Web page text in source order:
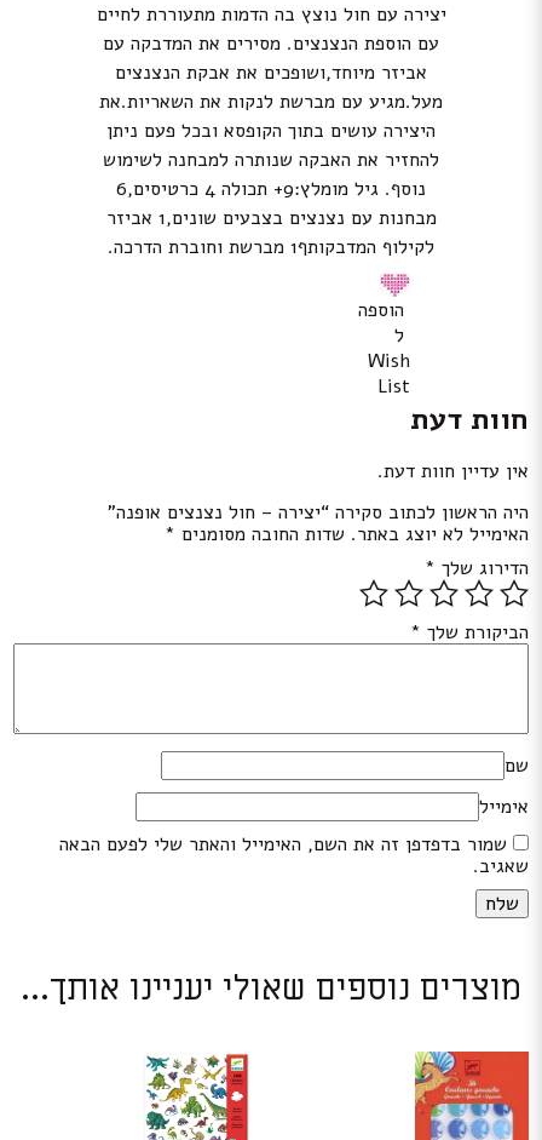
יצירה עם חול נוצץ בה הדמות מתעוררת לחיים
עם הוספת הנצנצים. מסירים את המדבקה עם
אביזר מיוחד,ושופכים את אבקת הנצנצים
מעל.מגיע עם מברשת לנקות את השאריות.את
היצירה עושים בתוך הקופסא ובכל פעם ניתן
להחזיר את האבקה שנותרה למבחנה לשימוש
נוסף. גיל מומלץ:9+ תכולה 4 כרטיסים,6
מבחנות עם נצנצים בצבעים שונים,1 אביזר
לקילוף המדבקותף1 מברשת וחוברת הדרכה.
הוספה
ל
Wish
List
חוות דעת
אין עדיין חוות דעת.
היה הראשון לכתוב סקירה “יצירה – חול נצנצים אופנה”
האימייל לא יוצג באתר. שדות החובה מסומנים *
הדירוג שלך *
הביקורת שלך *
שם
אימייל
שמור בדפדפן זה את השם, האימייל והאתר שלי לפעם הבאה
שאגיב.
מוצרים נוספים שאולי יעניינו אותך...